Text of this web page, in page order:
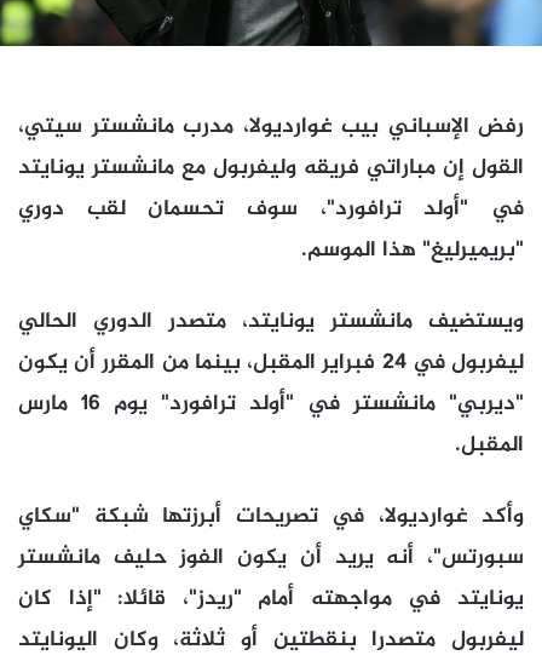
رفض الإسباني بيب غوارديولا، مدرب مانشستر سيتي،
القول إن مباراتي فريقه وليفربول مع مانشستر يونايتد
في "أولد ترافورد"، سوف تحسمان لقب دوري
"بريميرليغ" هذا الموسم.
ويستضيف مانشستر يونايتد، متصدر الدوري الحالي
ليفربول في 24 فبراير المقبل، بينما من المقرر أن يكون
"ديربي" مانشستر في "أولد ترافورد" يوم 16 مارس
المقبل.
وأكد غوارديولا، في تصريحات أبرزتها شبكة "سكاي
سبورتس"، أنه يريد أن يكون الفوز حليف مانشستر
يونايتد في مواجهته أمام "ريدز"، قائلا: "إذا كان
ليفربول متصدرا بنقطتين أو ثلاثة، وكان اليونايتد